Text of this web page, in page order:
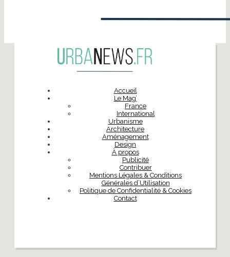
Accueil
Le Mag’
France
International
Urbanisme
Architecture
Aménagement
Design
À propos
Publicité
Contribuer
Mentions Légales & Conditions
Générales d’Utilisation
Politique de Confidentialité & Cookies
Contact